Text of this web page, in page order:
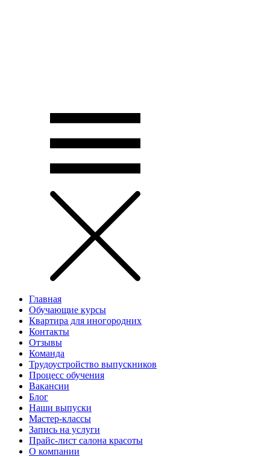
Главная
Обучающие курсы
Квартира для иногородних
Контакты
Отзывы
Команда
Трудоустройство выпускников
Процесс обучения
Вакансии
Блог
Наши выпуски
Мастер-классы
Запись на услуги
Прайс-лист салона красоты
О компании